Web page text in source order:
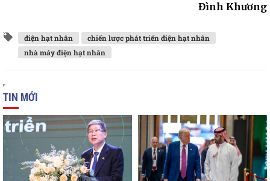
Đình Khương
điện hạt nhân
chiến lược phát triển điện hạt nhân
nhà máy điện hạt nhân
TIN MỚI